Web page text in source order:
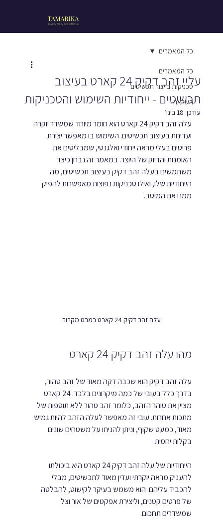
כל המאמרים
טכניקות בייצור תכשיטים
השראה
כל המאמרים
עליי זהב דקיק 24 קארט בעיצוב
תכשיטים - ייחודיות השימוש והטכניקות
עודכן: 18 בינו׳
עלה זהב דקיק 24 קארט הוא חומר מיוחד שמשדר יוקרה
ועדינות בעיצוב תכשיטים. השימוש בו מאפשר יצירת
פריטים בעלי מראה ייחודי ואלגנטי, שמבליטים את
האומנות והדיוק של היוצר. במאמר זה נבחן כיצד
משתמשים בעלה זהב דקיק בעיצוב תכשיטים, מה
הייחודיות שלו, ואילו טכניקות נפוצות מאפשרות להפיק
ממנו את המיטב.
עלה זהב דקיק 24 קארט במבט מקרוב
מהו עלה זהב דקיק 24 קארט
עלה זהב דקיק הוא שכבה דקה מאוד של זהב טהור,
בדרך כלל בעובי של כמה מיקרונים בלבד. 24 קארט
מציין את טוהר הזהב, כלומר זהב טהור ללא תוספות של
מתכות אחרות. עובי זה מאפשר לעלה הזהב להיות גמיש
מאוד, כמעט שקוף, וניתן להניחו על משטחים שונים
בקלות יחסית.
הייחודיות של עלה זהב דקיק 24 קארט היא ביכולתו
להעניק מראה יוקרתי ועדין מאוד לתכשיטים, מבלי
להכביד עליהם. הוא משמש בעיקר לקישוט, להבלטה
של פרטים קטנים, וליצירת אפקטים של אור וצל
שמשדרים תחכום.